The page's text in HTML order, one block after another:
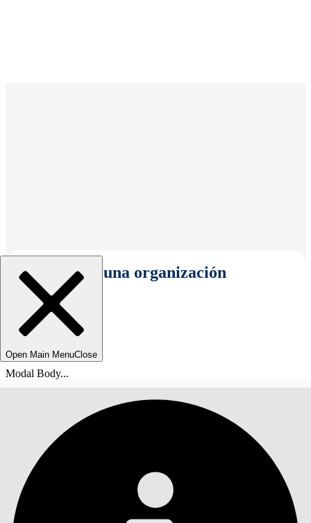
Seleccionar una organización
Open Main MenuClose
Modal Body...
ÍNDICE DE MATERIAS